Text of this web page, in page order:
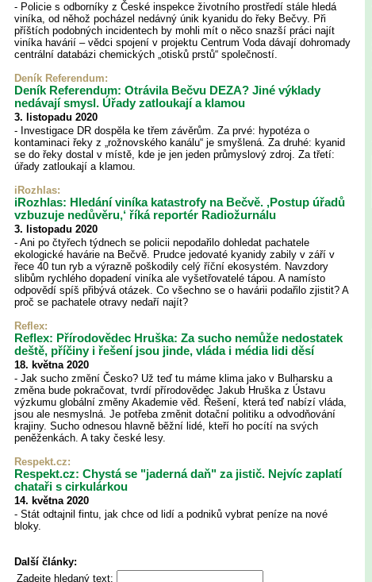
- Policie s odborníky z České inspekce životního prostředí stále hledá
viníka, od něhož pocházel nedávný únik kyanidu do řeky Bečvy. Při
příštích podobných incidentech by mohli mít o něco snazší práci najít
viníka havárií – vědci spojení v projektu Centrum Voda dávají dohromady
centrální databázi chemických „otisků prstů“ společností.
Deník Referendum:
Deník Referendum: Otrávila Bečvu DEZA? Jiné výklady
nedávají smysl. Úřady zatloukají a klamou
3. listopadu 2020
- Investigace DR dospěla ke třem závěrům. Za prvé: hypotéza o
kontaminaci řeky z „rožnovského kanálu“ je smyšlená. Za druhé: kyanid
se do řeky dostal v místě, kde je jen jeden průmyslový zdroj. Za třetí:
úřady zatloukají a klamou.
iRozhlas:
iRozhlas: Hledání viníka katastrofy na Bečvě. ‚Postup úřadů
vzbuzuje nedůvěru,‘ říká reportér Radiožurnálu
3. listopadu 2020
- Ani po čtyřech týdnech se policii nepodařilo dohledat pachatele
ekologické havárie na Bečvě. Prudce jedovaté kyanidy zabily v září v
řece 40 tun ryb a výrazně poškodily celý říční ekosystém. Navzdory
slibům rychlého dopadení viníka ale vyšetřovatelé tápou. A namísto
odpovědí spíš přibývá otázek. Co všechno se o havárii podařilo zjistit? A
proč se pachatele otravy nedaří najít?
Reflex:
Reflex: Přírodovědec Hruška: Za sucho nemůže nedostatek
deště, příčiny i řešení jsou jinde, vláda i média lidi děsí
18. května 2020
- Jak sucho změní Česko? Už teď tu máme klima jako v Bulharsku a
změna bude pokračovat, tvrdí přírodovědec Jakub Hruška z Ústavu
výzkumu globální změny Akademie věd. Řešení, která teď nabízí vláda,
jsou ale nesmyslná. Je potřeba změnit dotační politiku a odvodňování
krajiny. Sucho odnesou hlavně běžní lidé, kteří ho pocítí na svých
peněženkách. A taky české lesy.
Respekt.cz:
Respekt.cz: Chystá se "jaderná daň" za jistič. Nejvíc zaplatí
chataři s cirkulárkou
14. května 2020
- Stát odtajnil fintu, jak chce od lidí a podniků vybrat peníze na nové
bloky.
Další články:
Zadejte hledaný text: